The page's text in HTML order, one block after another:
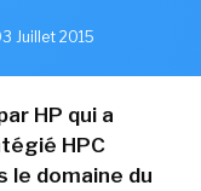
Juillet 2015
HP qui a
HPC
le domaine du